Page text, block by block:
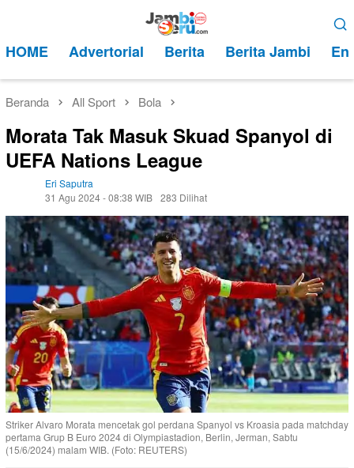
kontenMobile
HOME Advertorial Berita Berita Jambi
Beranda All Sport Bola
Morata Tak Masuk Skuad Spanyol di
UEFA Nations League
Eri Saputra
31 Agu 2024 - 08:38 WIB 283 Dilihat
Striker Alvaro Morata mencetak gol perdana Spanyol vs Kroasia pada matchday
pertama Grup B Euro 2024 di Olympiastadion, Berlin, Jerman, Sabtu
(15/6/2024) malam WIB. (Foto: REUTERS)